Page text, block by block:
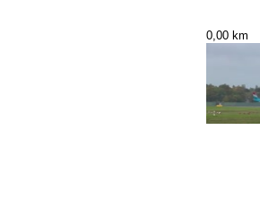
0,00 km